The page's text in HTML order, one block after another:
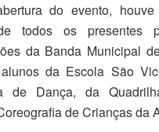
do evento,
todos os presentes
da Banda Municipal
da Escola São
de Dança, da
de Crianças da